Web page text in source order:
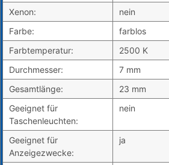
Xenon:
nein
Farbe:
farblos
Farbtemperatur:
2500 K
Durchmesser:
7 mm
Gesamtlänge:
23 mm
Geeignet für
Taschenleuchten:
nein
Geeignet für
Anzeigezwecke:
ja